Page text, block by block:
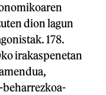
dion lagun
178.
irakaspenetan